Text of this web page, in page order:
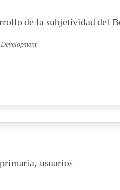
de la subjetividad del
usuarios